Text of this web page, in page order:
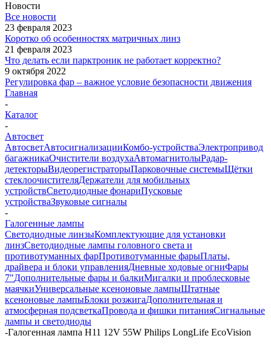
Новости
Все новости
23 февраля 2023
Коротко об особенностях матричных линз
21 февраля 2023
Что делать если парктроник не работает корректно?
9 октября 2022
Регулировка фар – важное условие безопасности движения
Главная
-
Каталог
-
Автосвет
АвтосветАвтосигнализацииКомбо-устройстваЭлектропривод
багажникаОчистители воздухаАвтомагнитолыРадар-
детекторыВидеорегистраторыПарковочные системыЩётки
стеклоочистителяДержатели для мобильных
устройствСветодиодные фонариПусковые
устройстваЗвуковые сигналы
-
Галогенные лампы
Светодиодные линзыКомплектующие для установки
линзСветодиодные лампы головного света и
противотуманных фарПротивотуманные фарыПлаты,
драйвера и блоки управленияДневные ходовые огниФары
7"Дополнительные фары и балкиМигалки и проблесковые
маячкиУниверсальные ксеноновые лампыШтатные
ксеноновые лампыБлоки розжигаДополнительная и
атмосферная подсветкаПровода и фишки питанияCигнальные
лампы и светодиоды
-Галогенная лампа H11 12V 55W Philips LongLife EcoVision